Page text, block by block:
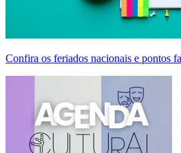
Confira os feriados nacionais e pontos